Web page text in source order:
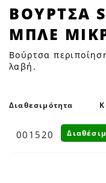
ΒΟΥΡΤΣΑ
SLICKER
IPTS
ΜΠΛΕ
ΜΙΚΡΗ
ΒΟΥΡΤΣΑ
ΜΠΛΕ
Βούρτσα
λαβή.
Διαθεσιμότητα
001520